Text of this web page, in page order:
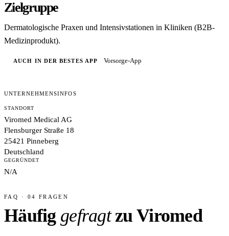
Zielgruppe
Dermatologische Praxen und Intensivstationen in Kliniken (B2B-
Medizinprodukt).
AUCH IN DER BESTES APP Vorsorge-App
UNTERNEHMENSINFOS
STANDORT
Viromed Medical AG
Flensburger Straße 18
25421 Pinneberg
Deutschland
GEGRÜNDET
N/A
FAQ · 04 FRAGEN
Häufig gefragtzu Viromed